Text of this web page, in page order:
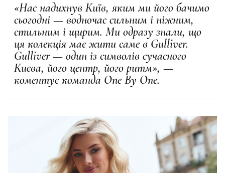
«Нас надихнув Київ, яким ми його бачимо
сьогодні — водночас сильним і ніжним,
стильним і щирим. Ми одразу знали, що
ця колекція має жити саме в Gulliver.
Gulliver — один із символів сучасного
Києва, його центр, його ритм», —
коментує команда One By One.